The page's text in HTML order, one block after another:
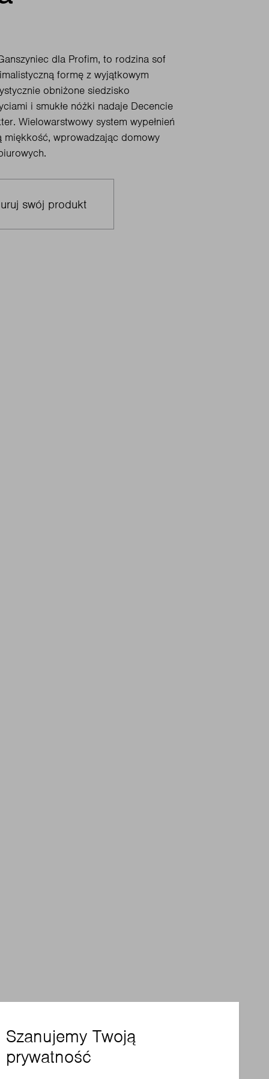
dla Profim, to rodzina sof
formę z wyjątkowym
obniżone siedzisko
i smukłe nóżki nadaje Decencie
Wielowarstwowy system wypełnień
miękkość, wprowadzając domowy
swój produkt
Szanujemy Twoją
prywatność